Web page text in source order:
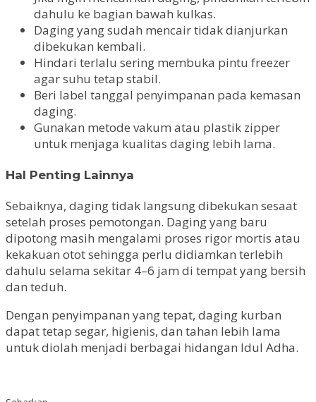
dahulu ke bagian bawah kulkas.
Daging yang sudah mencair tidak dianjurkan
dibekukan kembali.
Hindari terlalu sering membuka pintu freezer
agar suhu tetap stabil.
Beri label tanggal penyimpanan pada kemasan
daging.
Gunakan metode vakum atau plastik zipper
untuk menjaga kualitas daging lebih lama.
Hal Penting Lainnya
Sebaiknya, daging tidak langsung dibekukan sesaat
setelah proses pemotongan. Daging yang baru
dipotong masih mengalami proses rigor mortis atau
kekakuan otot sehingga perlu didiamkan terlebih
dahulu selama sekitar 4–6 jam di tempat yang bersih
dan teduh.
Dengan penyimpanan yang tepat, daging kurban
dapat tetap segar, higienis, dan tahan lebih lama
untuk diolah menjadi berbagai hidangan Idul Adha.